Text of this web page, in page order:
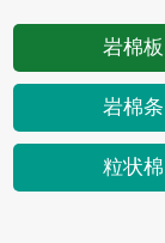
岩棉板
岩棉条
粒状棉